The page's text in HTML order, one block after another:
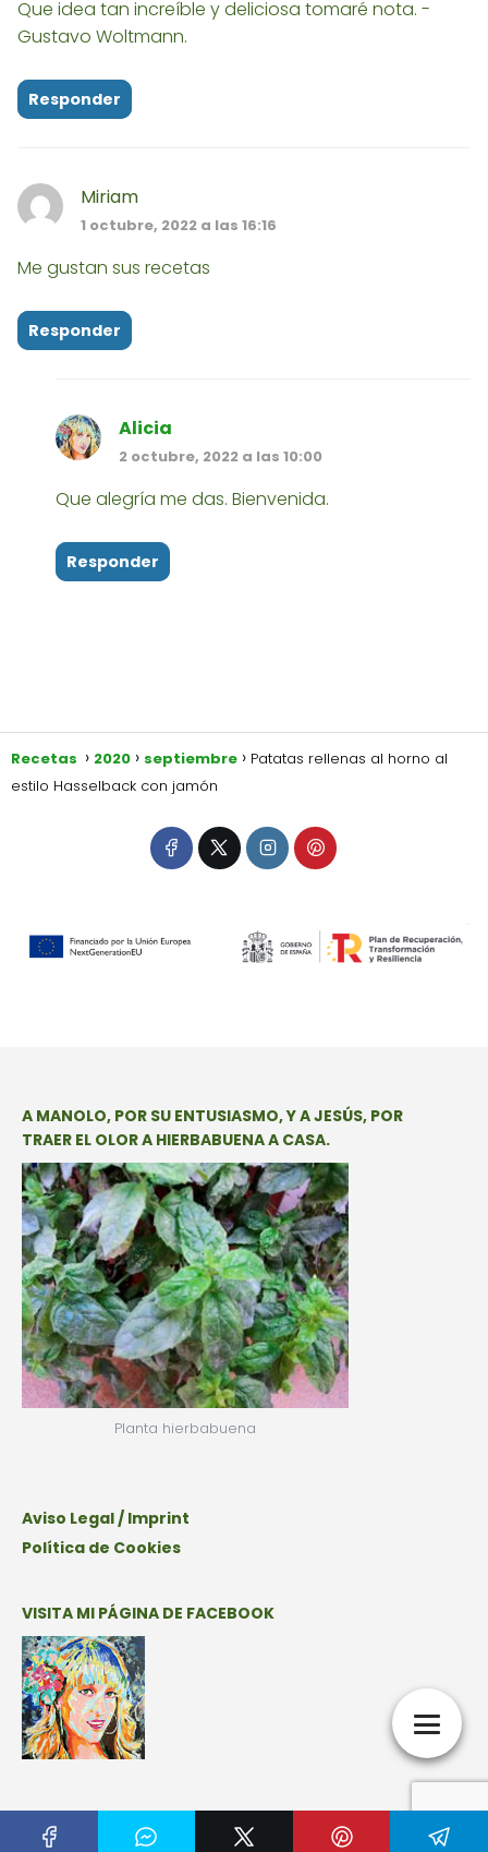
Que idea tan increíble y deliciosa tomaré nota. -
Gustavo Woltmann.
Responder
Miriam
1 octubre, 2022 a las 16:16
Me gustan sus recetas
Responder
Alicia
2 octubre, 2022 a las 10:00
Que alegría me das. Bienvenida.
Responder
Recetas 2020 septiembre
Patatas rellenas al horno al
estilo Hasselback con jamón
A MANOLO, POR SU ENTUSIASMO, Y A JESÚS, POR
TRAER EL OLOR A HIERBABUENA A CASA.
Planta hierbabuena
Aviso Legal / Imprint
Política de Cookies
VISITA MI PÁGINA DE FACEBOOK